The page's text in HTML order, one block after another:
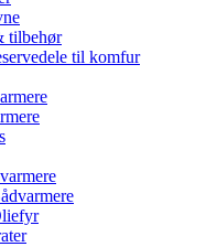
tilbehør
til komfur